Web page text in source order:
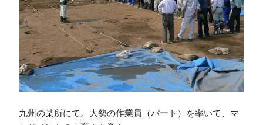
九州の某所にて。大勢の作業員（パート）を率いて、マ